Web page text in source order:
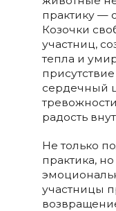
практику —
Козочки
участниц,
тепла и
сердечный
радость
Не только
практика,
участницы